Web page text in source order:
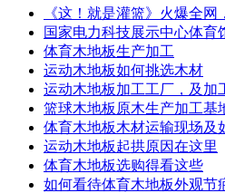
《这！就是灌篮》火爆全
国家电力科技展示中心体育
体育木地板生产加工
运动木地板如何挑选木材
运动木地板加工工厂，及加
篮球木地板原木生产加工基
体育木地板木材运输现场及
运动木地板起拱原因在这里
体育木地板选购得看这些
如何看待体育木地板外观节